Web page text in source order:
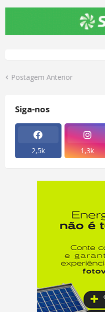
Postagem Anterior
Siga-nos
2,5k 1,3k